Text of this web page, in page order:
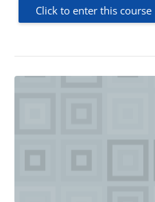
Click to enter this course